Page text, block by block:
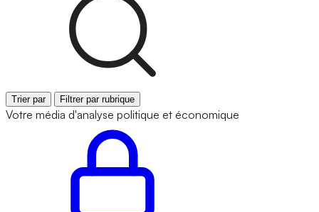
Trier par Filtrer par rubrique
Votre média d'analyse politique et économique